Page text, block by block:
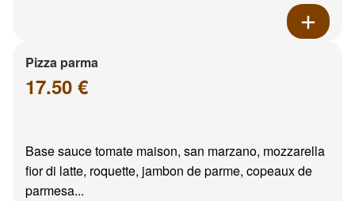
Pizza parma
17.50 €
Base sauce tomate maison, san marzano, mozzarella
fior di latte, roquette, jambon de parme, copeaux de
parmesa...